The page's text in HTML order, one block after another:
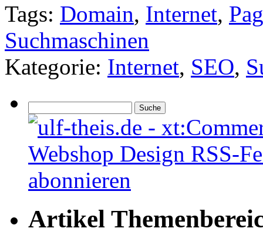
Tags: Domain, Internet,
Suchmaschinen
Kategorie: Internet, SEO,
Artikel